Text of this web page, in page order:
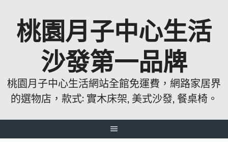
桃園月子中心生活
沙發第一品牌
桃園月子中心生活網站全館免運費，網路家居界
的選物店，款式: 實木床架, 美式沙發, 餐桌椅。